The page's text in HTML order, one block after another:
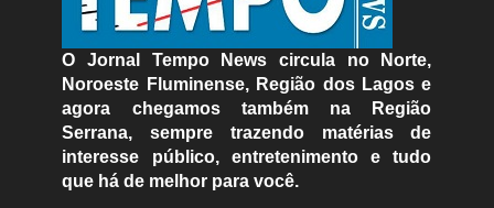
O Jornal Tempo News circula no Norte,
Noroeste Fluminense, Região dos Lagos e
agora chegamos também na Região
Serrana, sempre trazendo matérias de
interesse público, entretenimento e tudo
que há de melhor para você.